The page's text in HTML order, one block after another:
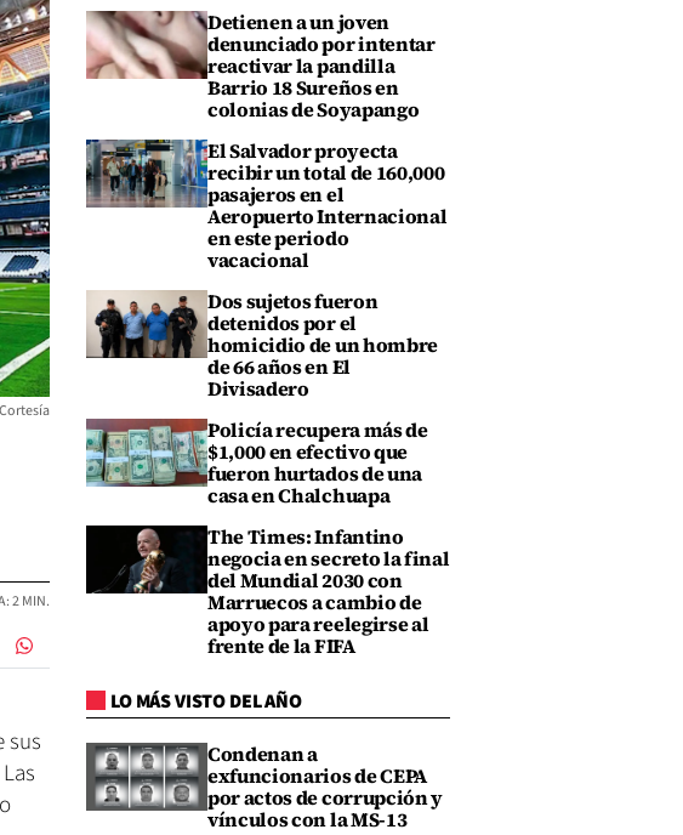
2 MIN.
sus
Detienen a un joven
denunciado por intentar
reactivar la pandilla
Barrio 18 Sureños en
colonias de Soyapango
El Salvador proyecta
recibir un total de 160,000
pasajeros en el
Aeropuerto Internacional
en este periodo
vacacional
Dos sujetos fueron
detenidos por el
homicidio de un hombre
de 66 años en El
Divisadero
Policía recupera más de
$1,000 en efectivo que
fueron hurtados de una
casa en Chalchuapa
The Times: Infantino
negocia en secreto la final
del Mundial 2030 con
Marruecos a cambio de
apoyo para reelegirse al
frente de la FIFA
LO MÁS VISTO DEL AÑO
Condenan a
exfuncionarios de CEPA
por actos de corrupción y
vínculos con la MS-13